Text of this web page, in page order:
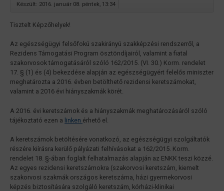
Készült: 2016. január 08. péntek, 13:34
Tisztelt Képzőhelyek!
Az egészségügyi felsőfokú szakirányú szakképzési rendszerről, a
Rezidens Támogatási Program ösztöndíjairól, valamint a fiatal
szakorvosok támogatásáról szóló 162/2015. (VI. 30.) Korm. rendelet
17. § (1) és (4) bekezdése alapján az egészségügyért felelős miniszter
meghatározta a 2016. évben betölthető rezidensi keretszámokat,
valamint a 2016 évi hiányszakmák körét.
A 2016. évi keretszámok és a hiányszakmák meghatározásáról szóló
tájékoztató ezen a linken érhető el.
A keretszámok betöltésére vonatkozó, az egészségügyi szolgáltatók
részére kiírásra kerülő pályázati felhívásokat a 162/2015. Korm.
rendelet 18. §-ában foglalt felhatalmazás alapján az ENKK teszi közzé.
Az egyes rezidensi keretszámokra (szakorvosi keretszám, kiemelt
szakorvosi szakmák országos keretszáma, házi gyermekorvosi
képzés biztosítására szolgáló keretszám, kórházi-klinikai